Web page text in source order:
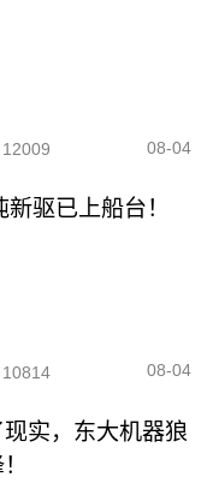
12009 08-04
驱已上船台！
10814 08-04
实，东大机器狼